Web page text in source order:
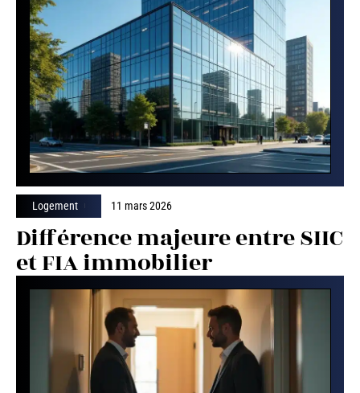
Logement 11 mars 2026
Différence majeure entre SIIC
et FIA immobilier